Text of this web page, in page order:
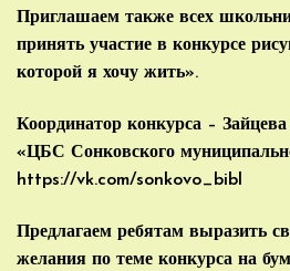
Приглашаем также всех
принять участие в конкурсе
которой я хочу жить».
Координатор конкурса –
«ЦБС Сонковского
https://vk.com/sonkovo_bibl
Предлагаем ребятам выразить
желания по теме конкурса на